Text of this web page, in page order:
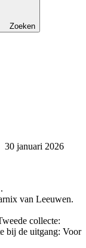
Zoeken
30 januari 2026
van Leeuwen.
collecte:
bij de uitgang: Voor